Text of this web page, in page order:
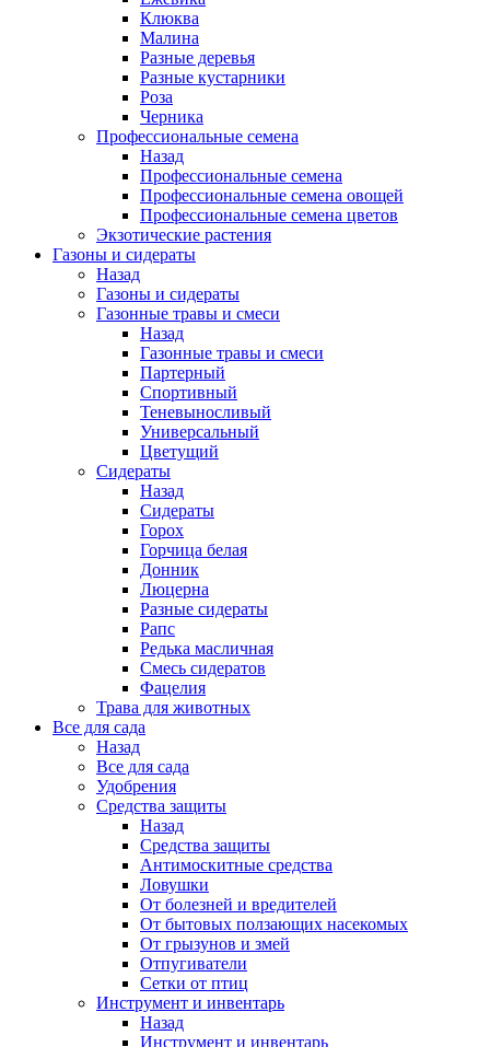
Клюква
Малина
Разные деревья
Разные кустарники
Роза
Черника
Профессиональные семена
Назад
Профессиональные семена
Профессиональные семена овощей
Профессиональные семена цветов
Экзотические растения
Газоны и сидераты
Назад
Газоны и сидераты
Газонные травы и смеси
Назад
Газонные травы и смеси
Партерный
Спортивный
Теневыносливый
Универсальный
Цветущий
Сидераты
Назад
Сидераты
Горох
Горчица белая
Донник
Люцерна
Разные сидераты
Рапс
Редька масличная
Смесь сидератов
Фацелия
Трава для животных
Все для сада
Назад
Все для сада
Удобрения
Средства защиты
Назад
Средства защиты
Антимоскитные средства
Ловушки
От болезней и вредителей
От бытовых ползающих насекомых
От грызунов и змей
Отпугиватели
Сетки от птиц
Инструмент и инвентарь
Назад
Инструмент и инвентарь